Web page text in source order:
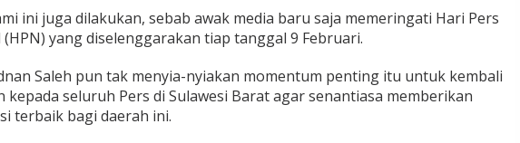
ini juga dilakukan, sebab awak media baru saja memeringati Hari Pers
(HPN) yang diselenggarakan tiap tanggal 9 Februari.
Saleh pun tak menyia-nyiakan momentum penting itu untuk kembali
kepada seluruh Pers di Sulawesi Barat agar senantiasa memberikan
terbaik bagi daerah ini.